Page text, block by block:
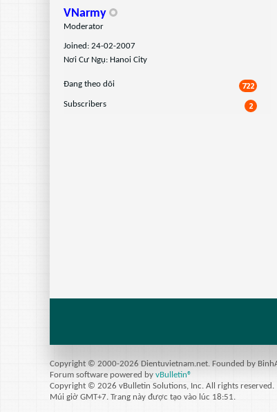
VNarmy
Moderator
Joined: 24-02-2007
Nơi Cư Ngụ: Hanoi City
Ðang theo dõi 722
Subscribers 2
Copyright © 2000-2026 Dientuvietnam.net. Founded by
Forum software powered by vBulletin®
Copyright © 2026 vBulletin Solutions, Inc. All rights reserved.
Múi giờ GMT+7. Trang này được tạo vào lúc 18:51.